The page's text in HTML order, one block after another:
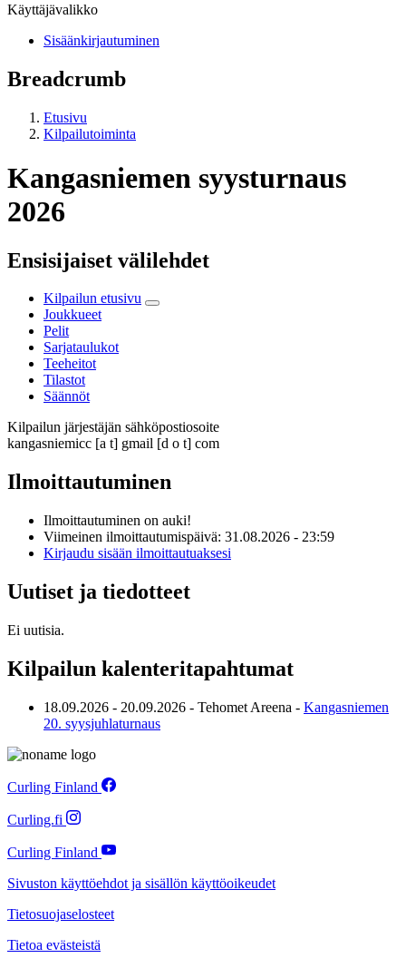
Käyttäjävalikko
Sisäänkirjautuminen
Breadcrumb
Etusivu
Kilpailutoiminta
Kangasniemen syysturnaus
2026
Ensisijaiset välilehdet
Kilpailun etusivu
Joukkueet
Pelit
Sarjataulukot
Teeheitot
Tilastot
Säännöt
Kilpailun järjestäjän sähköpostiosoite
kangasniemicc [a t] gmail [d o t] com
Ilmoittautuminen
Ilmoittautuminen on auki!
Viimeinen ilmoittautumispäivä: 31.08.2026 - 23:59
Kirjaudu sisään ilmoittautuaksesi
Uutiset ja tiedotteet
Ei uutisia.
Kilpailun kalenteritapahtumat
18.09.2026 - 20.09.2026 - Tehomet Areena - Kangasniemen
20. syysjuhlaturnaus
Curling Finland
Curling.fi
Curling Finland
Sivuston käyttöehdot ja sisällön käyttöoikeudet
Tietosuojaselosteet
Tietoa evästeistä